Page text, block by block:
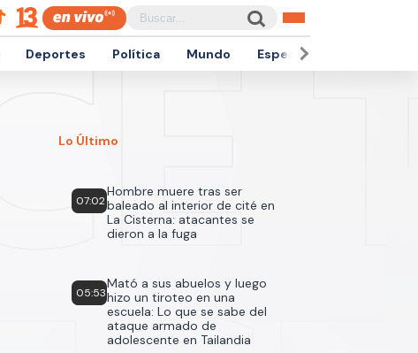
Deportes Política Mundo Espectáculos
Lo Último
07:02
Hombre muere tras ser
baleado al interior de cité en
La Cisterna: atacantes se
dieron a la fuga
05:53
Mató a sus abuelos y luego
hizo un tiroteo en una
escuela: Lo que se sabe del
ataque armado de
adolescente en Tailandia